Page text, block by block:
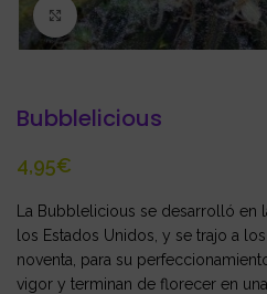
Click to enlarge
Bubblelicious
€
La Bubblelicious se desarrolló
los Estados Unidos, y se trajo a
noventa, para su
vigor y terminan de florecer en